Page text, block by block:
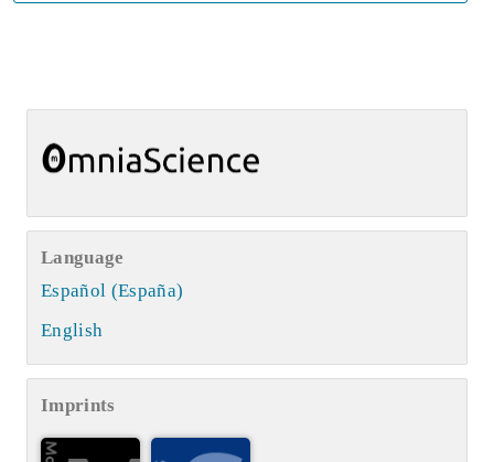
Language
Español (España)
English
Imprints